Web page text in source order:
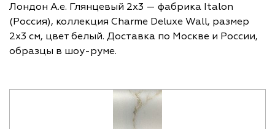
Лондон А.е. Глянцевый 2х3 — фабрика Italon
(Россия), коллекция Charme Deluxe Wall, размер
2х3 см, цвет белый. Доставка по Москве и России,
образцы в шоу-руме.